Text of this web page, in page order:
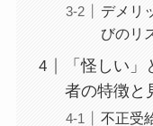
デメリ
びのリ
「怪しい
者の特徴と
不正受